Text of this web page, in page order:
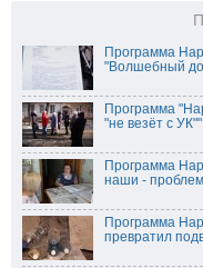
Программа
"Волшебный
Программа
"не везёт с УК""
Программа
наши -
Программа
превратил